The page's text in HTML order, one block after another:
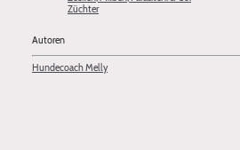
Züchter
Autoren
Hundecoach Melly